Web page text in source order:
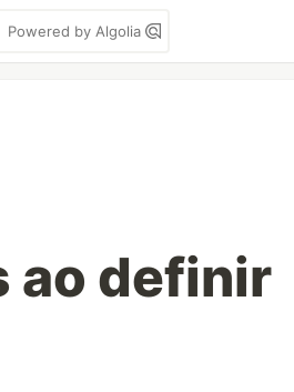
Powered by Algolia
ao definir